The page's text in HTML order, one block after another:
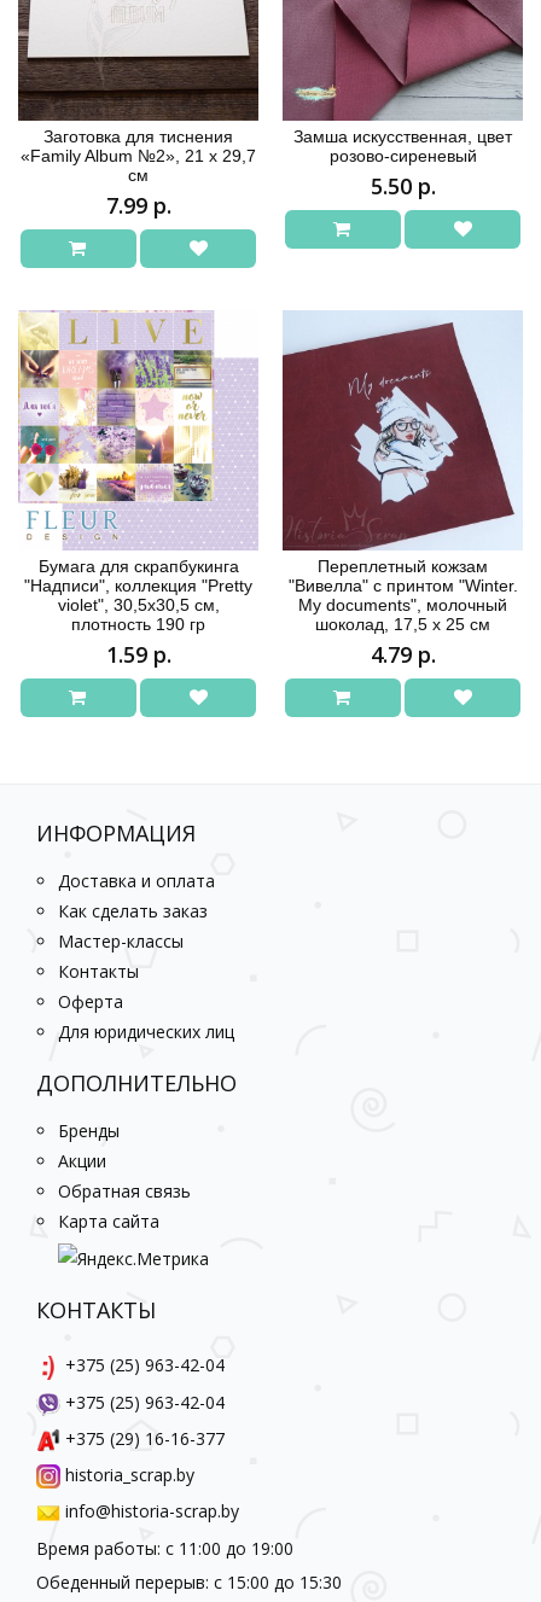
Заготовка для тиснения
«Family Album №2», 21 х 29,7
см
7.99 р.
Замша искусственная, цвет
розово-сиреневый
5.50 р.
Бумага для скрапбукинга
"Надписи", коллекция "Pretty
violet", 30,5х30,5 см,
плотность 190 гр
1.59 р.
Переплетный кожзам
"Вивелла" с принтом "Winter.
My documents", молочный
шоколад, 17,5 х 25 см
4.79 р.
ИНФОРМАЦИЯ
Доставка и оплата
Как сделать заказ
Мастер-классы
Контакты
Оферта
Для юридических лиц
ДОПОЛНИТЕЛЬНО
Бренды
Акции
Обратная связь
Карта сайта
КОНТАКТЫ
+375 (25) 963-42-04
+375 (25) 963-42-04
+375 (29) 16-16-377
historia_scrap.by
info@historia-scrap.by
Время работы: с 11:00 до 19:00
Обеденный перерыв: с 15:00 до 15:30